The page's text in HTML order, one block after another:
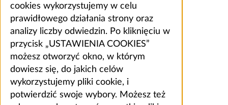
cookies wykorzystujemy w celu
prawidłowego działania strony oraz
analizy liczby odwiedzin. Po kliknięciu w
przycisk „USTAWIENIA COOKIES”
możesz otworzyć okno, w którym
dowiesz się, do jakich celów
wykorzystujemy pliki cookie, i
potwierdzić swoje wybory. Możesz też